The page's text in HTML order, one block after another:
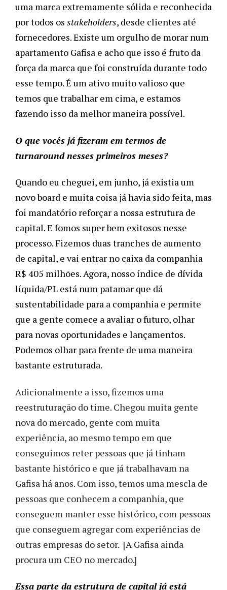
uma marca extremamente sólida e reconhecida
por todos os stakeholders, desde clientes até
fornecedores. Existe um orgulho de morar num
apartamento Gafisa e acho que isso é fruto da
força da marca que foi construída durante todo
esse tempo. É um ativo muito valioso que
temos que trabalhar em cima, e estamos
fazendo isso da melhor maneira possível.
O que vocês já fizeram em termos de
turnaround nesses primeiros meses?
Quando eu cheguei, em junho, já existia um
novoboard e muita coisa já havia sido feita, mas
foi mandatório reforçar a nossa estrutura de
capital. E fomos super bem exitosos nesse
processo. Fizemos duas tranches de aumento
de capital, e vai entrar no caixa da companhia
R$ 405 milhões. Agora, nosso índice de dívida
líquida/PL está num patamar que dá
sustentabilidade para a companhia e permite
que a gente comece a avaliar o futuro, olhar
para novas oportunidades e lançamentos.
Podemos olhar para frente de uma maneira
bastante estruturada.
Adicionalmente a isso, fizemos uma
reestruturação do time. Chegou muita gente
nova do mercado, gente com muita
experiência, ao mesmo tempo em que
conseguimos reter pessoas que já tinham
bastante histórico e que já trabalhavam na
Gafisa há anos. Com isso, temos uma mescla de
pessoas que conhecem a companhia, que
conseguem manter esse histórico, com pessoas
que conseguem agregar com experiências de
outras empresas do setor. [A Gafisa ainda
procura um CEO no mercado.]
Essa parte da estrutura de capital já está